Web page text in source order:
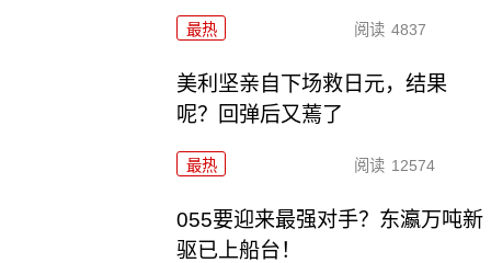
最热 阅读 4837
美利坚亲自下场救日元，结果
呢？回弹后又蔫了
最热 阅读 12574
055要迎来最强对手？东瀛万吨新
驱已上船台！